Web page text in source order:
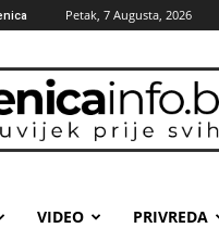
Petak, 7 Augusta, 2026
zenicainfo.ba
VIDEO PRIVREDA